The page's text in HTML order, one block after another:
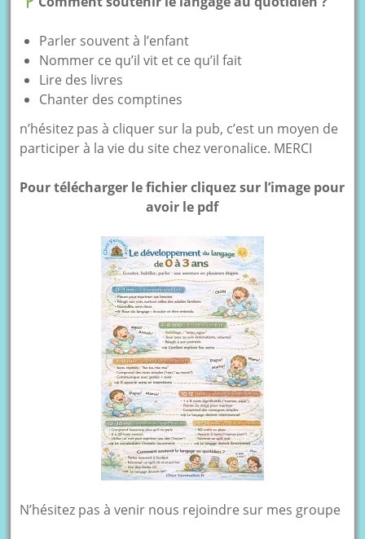
Parler souvent à l’enfant
Nommer ce qu’il vit et ce qu’il fait
Lire des livres
Chanter des comptines
n’hésitez pas à cliquer sur la pub, c’est un moyen de
participer à la vie du site chez veronalice. MERCI
Pour télécharger le fichier cliquez sur l’image pour
avoir le pdf
N’hésitez pas à venir nous rejoindre sur mes groupe